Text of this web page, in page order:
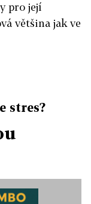
pro její
většina jak ve
stres?